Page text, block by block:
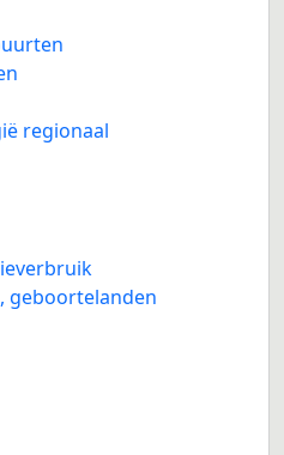
regionaal
geboortelanden